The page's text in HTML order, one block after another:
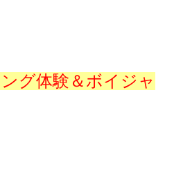
グ体験＆ボイジャ